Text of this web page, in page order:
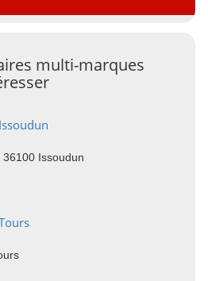
multi-marques
Issoudun